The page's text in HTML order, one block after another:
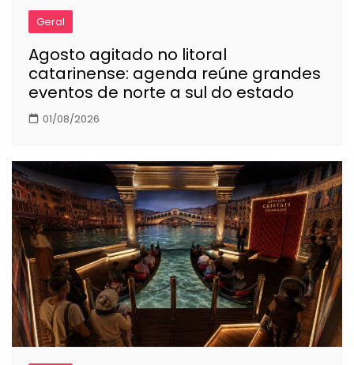
Geral
Agosto agitado no litoral
catarinense: agenda reúne grandes
eventos de norte a sul do estado
01/08/2026